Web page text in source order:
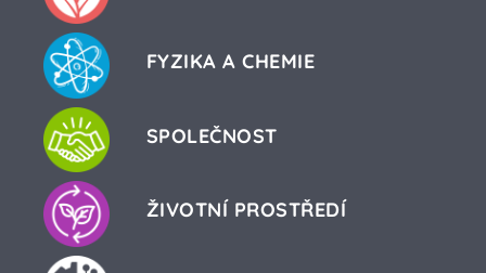
FYZIKA A CHEMIE
SPOLEČNOST
ŽIVOTNÍ PROSTŘEDÍ